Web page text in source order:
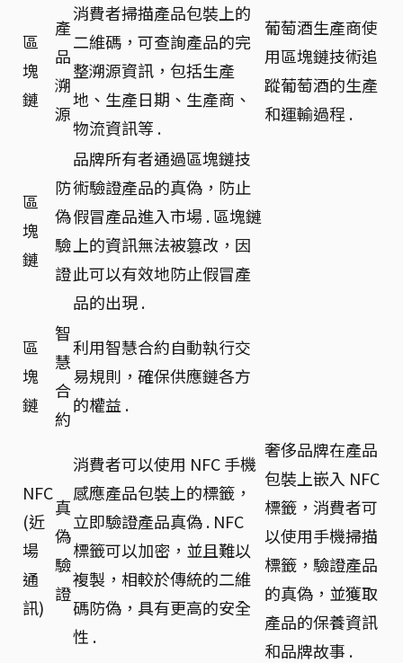
區
塊
鏈
產
品
溯
源
消費者掃描產品包裝上的
二維碼，可查詢產品的完
整溯源資訊，包括生產
地、生產日期、生產商、
物流資訊等 .
葡萄酒生產商使
用區塊鏈技術追
蹤葡萄酒的生產
和運輸過程 .
區
塊
鏈
防
偽
驗
證
品牌所有者通過區塊鏈技
術驗證產品的真偽，防止
假冒產品進入市場 . 區塊鏈
上的資訊無法被篡改，因
此可以有效地防止假冒產
品的出現 .
區
塊
鏈
智
慧
合
約
利用智慧合約自動執行交
易規則，確保供應鏈各方
的權益 .
NFC
(近
場
通
訊)
真
偽
驗
證
消費者可以使用 NFC 手機
感應產品包裝上的標籤，
立即驗證產品真偽 . NFC
標籤可以加密，並且難以
複製，相較於傳統的二維
碼防偽，具有更高的安全
性 .
奢侈品牌在產品
包裝上嵌入 NFC
標籤，消費者可
以使用手機掃描
標籤，驗證產品
的真偽，並獲取
產品的保養資訊
和品牌故事 .